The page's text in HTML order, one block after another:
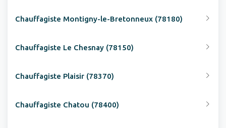
Chauffagiste Montigny-le-Bretonneux (78180)
Chauffagiste Le Chesnay (78150)
Chauffagiste Plaisir (78370)
Chauffagiste Chatou (78400)